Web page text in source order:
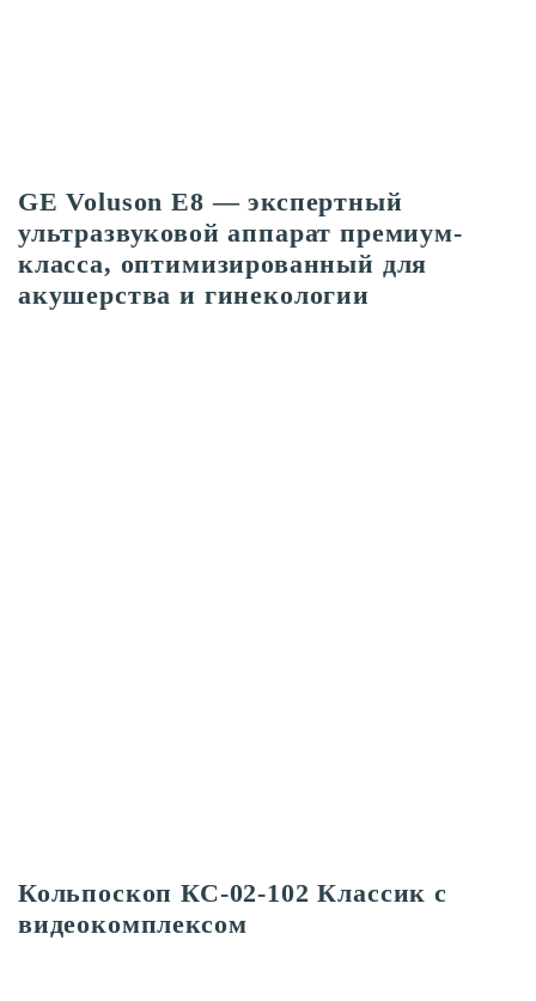
GE Voluson E8 — экспертный
ультразвуковой аппарат премиум-
класса, оптимизированный для
акушерства и гинекологии
Кольпоскоп КС-02-102 Классик с
видеокомплексом